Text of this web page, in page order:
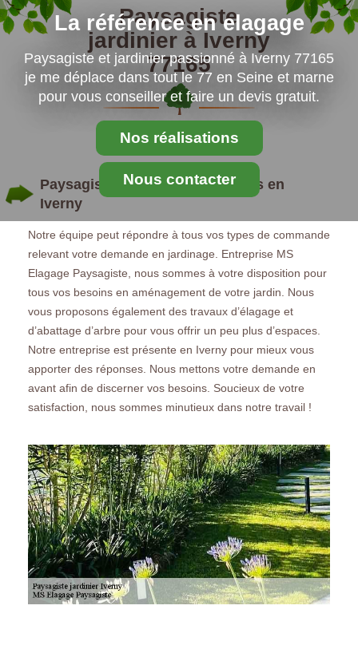
La référence en elagage
Paysagiste et jardinier passionné à Iverny 77165
je me déplace dans tout le 77 en Seine et marne
pour vous conseiller et faire un devis gratuit.
Nos réalisations
Nous contacter
Paysagiste
jardinier à Iverny
77165
Paysagiste : pour vos demandes en
Iverny
Notre équipe peut répondre à tous vos types de commande
relevant votre demande en jardinage. Entreprise MS
Elagage Paysagiste, nous sommes à votre disposition pour
tous vos besoins en aménagement de votre jardin. Nous
vous proposons également des travaux d’élagage et
d’abattage d’arbre pour vous offrir un peu plus d’espaces.
Notre entreprise est présente en Iverny pour mieux vous
apporter des réponses. Nous mettons votre demande en
avant afin de discerner vos besoins. Soucieux de votre
satisfaction, nous sommes minutieux dans notre travail !